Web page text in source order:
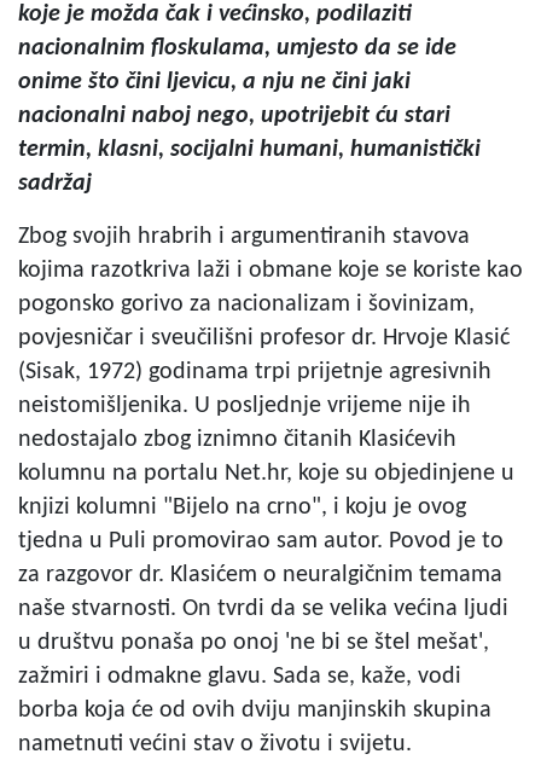
koje je možda čak i većinsko, podilaziti
nacionalnim floskulama, umjesto da se ide
onime što čini ljevicu, a nju ne čini jaki
nacionalni naboj nego, upotrijebit ću stari
termin, klasni, socijalni humani, humanistički
sadržaj
Zbog svojih hrabrih i argumentiranih stavova
kojima razotkriva laži i obmane koje se koriste kao
pogonsko gorivo za nacionalizam i šovinizam,
povjesničar i sveučilišni profesor dr. Hrvoje Klasić
(Sisak, 1972) godinama trpi prijetnje agresivnih
neistomišljenika. U posljednje vrijeme nije ih
nedostajalo zbog iznimno čitanih Klasićevih
kolumnu na portalu Net.hr, koje su objedinjene u
knjizi kolumni "Bijelo na crno", i koju je ovog
tjedna u Puli promovirao sam autor. Povod je to
za razgovor dr. Klasićem o neuralgičnim temama
naše stvarnosti. On tvrdi da se velika većina ljudi
u društvu ponaša po onoj 'ne bi se štel mešat',
zažmiri i odmakne glavu. Sada se, kaže, vodi
borba koja će od ovih dviju manjinskih skupina
nametnuti većini stav o životu i svijetu.